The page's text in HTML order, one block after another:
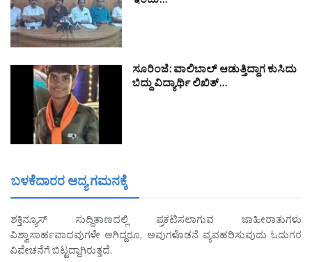
ಸೂರಿಂಜೆ: ವಾಲಿಬಾಲ್ ಆಡುತ್ತಿದ್ದಾಗ ಕುಸಿದು
ಬಿದ್ದು ವಿದ್ಯಾರ್ಥಿ ಲಿಖಿತ್…
ಬಳಕೆದಾರರ ಆದ್ಯ ಗಮನಕ್ಕೆ
ಶಕ್ತಿನ್ಯೂಸ್ ಸುದ್ದಿತಾಣದಲ್ಲಿ ಪ್ರಕಟಿಸಲಾಗುವ ಜಾಹೀರಾತುಗಳು
ವಿಶ್ವಾಸಾರ್ಹವಾದವುಗಳೇ ಆಗಿದ್ದರೂ, ಅವುಗಳೊಡನೆ ವ್ಯವಹರಿಸುವುದು ಓದುಗರ
ವಿವೇಚನೆಗೆ ಬಿಟ್ಟದ್ದಾಗಿರುತ್ತದೆ.